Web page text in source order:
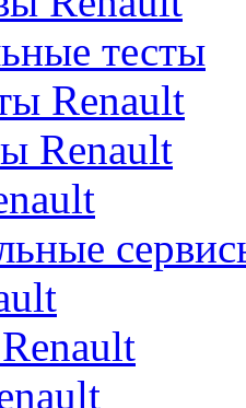
тесты
Renault
Renault